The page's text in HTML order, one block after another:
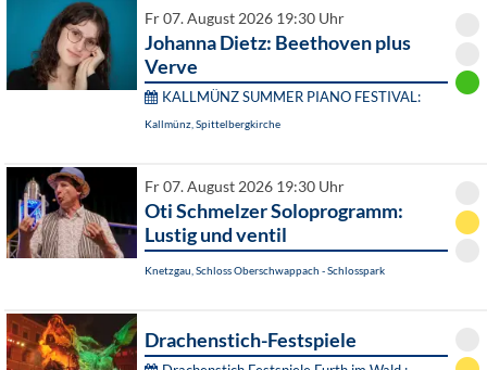
Fr 07. August 2026 19:30 Uhr
Johanna Dietz: Beethoven plus
Verve
KALLMÜNZ SUMMER PIANO FESTIVAL:
Kallmünz, Spittelbergkirche
Fr 07. August 2026 19:30 Uhr
Oti Schmelzer Soloprogramm:
Lustig und ventil
Knetzgau, Schloss Oberschwappach - Schlosspark
Drachenstich-Festspiele